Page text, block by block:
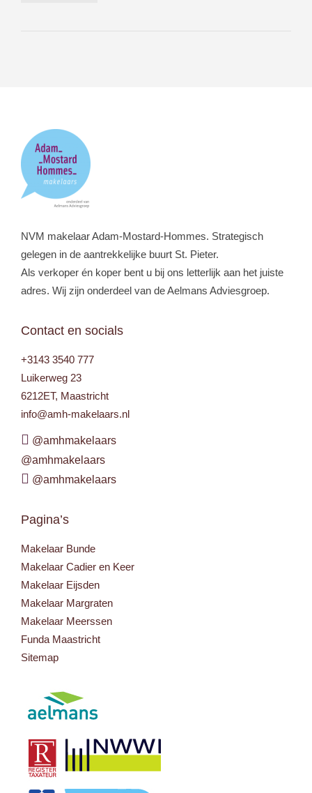
NVM makelaar Adam-Mostard-Hommes. Strategisch
gelegen in de aantrekkelijke buurt St. Pieter.
Als verkoper én koper bent u bij ons letterlijk aan het juiste
adres. Wij zijn onderdeel van de Aelmans Adviesgroep.
Contact en socials
+3143 3540 777
Luikerweg 23
6212ET, Maastricht
info@amh-makelaars.nl
@amhmakelaars
@amhmakelaars
@amhmakelaars
Pagina’s
Makelaar Bunde
Makelaar Cadier en Keer
Makelaar Eijsden
Makelaar Margraten
Makelaar Meerssen
Funda Maastricht
Sitemap